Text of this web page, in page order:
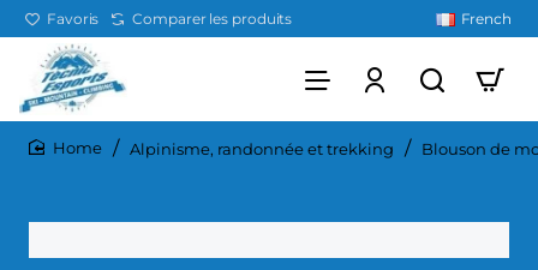
Favoris Comparer les produits French
Alpinisme, randonnée et trekking Blouson de